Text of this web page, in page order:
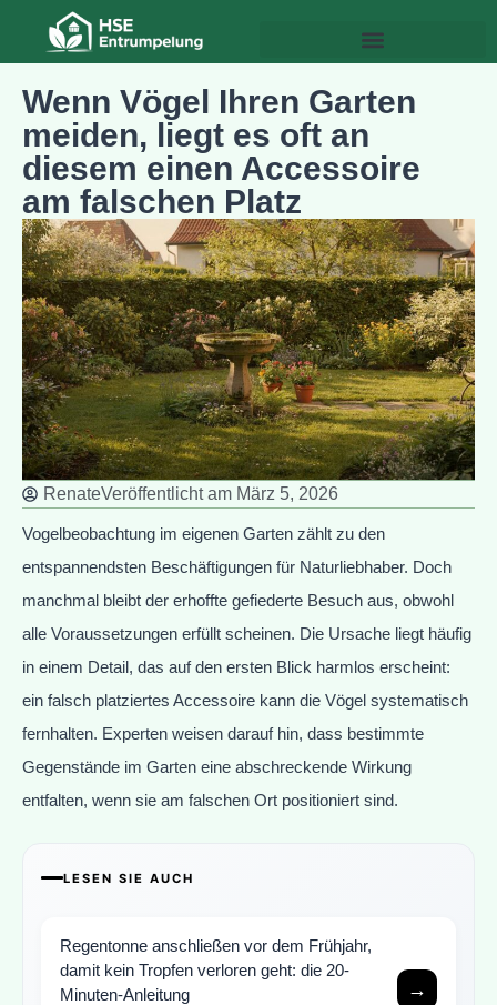
Wenn Vögel Ihren Garten
meiden, liegt es oft an
diesem einen Accessoire
am falschen Platz
RenateVeröffentlicht am März 5, 2026
Vogelbeobachtung im eigenen Garten zählt zu den
entspannendsten Beschäftigungen für Naturliebhaber. Doch
manchmal bleibt der erhoffte gefiederte Besuch aus, obwohl
alle Voraussetzungen erfüllt scheinen. Die Ursache liegt häufig
in einem Detail, das auf den ersten Blick harmlos erscheint:
ein falsch platziertes Accessoire kann die Vögel systematisch
fernhalten. Experten weisen darauf hin, dass bestimmte
Gegenstände im Garten eine abschreckende Wirkung
entfalten, wenn sie am falschen Ort positioniert sind.
LESEN SIE AUCH
Regentonne anschließen vor dem Frühjahr,
damit kein Tropfen verloren geht: die 20-
Minuten-Anleitung
→